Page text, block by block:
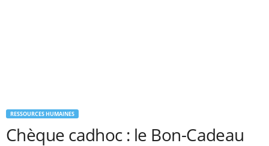
RESSOURCES HUMAINES
Chèque cadhoc : le Bon-Cadeau